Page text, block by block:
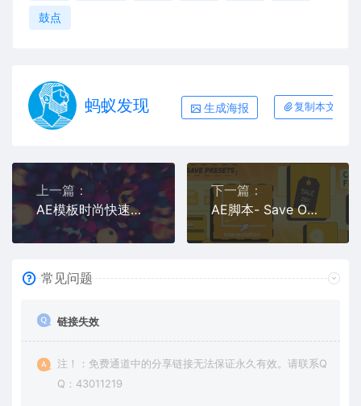
鼓点
蚂蚁发现 生成海报 复制本文链接
上一篇：
AE模板时尚快速卡点节拍图文重踏排版宣传展示
下一篇：
AE脚本- Save Objects 1.1.2通过实时预览保存合成图层和属性 + 教程
常见问题
链接失效
注！：免费通道中的分享链接无法保证永久有效。请联系Q
Q：43011219